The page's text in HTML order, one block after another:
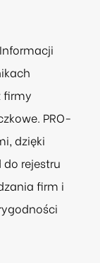
firmy
PRO-
dzięki
do rejestru
firm i